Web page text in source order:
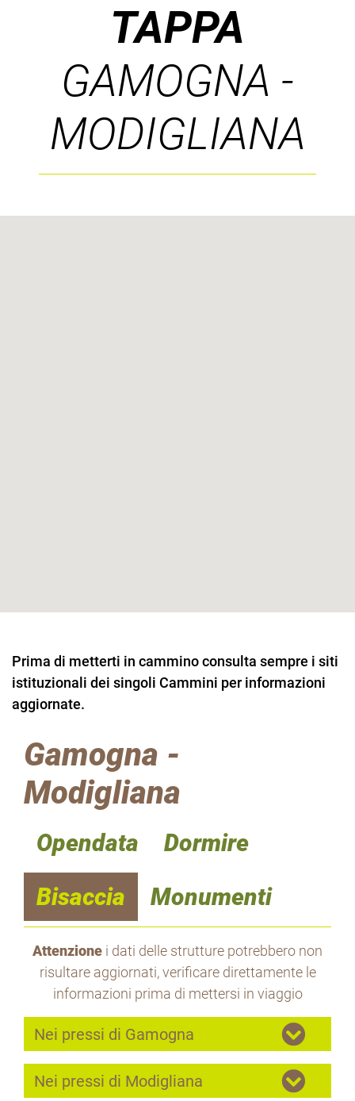
TAPPA
GAMOGNA -
MODIGLIANA
Prima di metterti in cammino consulta sempre i siti
istituzionali dei singoli Cammini per informazioni
aggiornate.
Gamogna -
Modigliana
Opendata
Dormire
Bisaccia
Monumenti
Attenzione i dati delle strutture potrebbero non
risultare aggiornati, verificare direttamente le
informazioni prima di mettersi in viaggio
Nei pressi di Gamogna
Nei pressi di Modigliana